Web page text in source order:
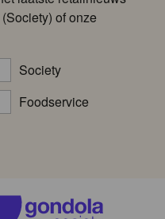
of onze
Society
Foodservice